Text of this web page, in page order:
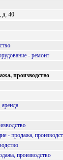
д. 40
- ремонт
производство
- продажа,
производство